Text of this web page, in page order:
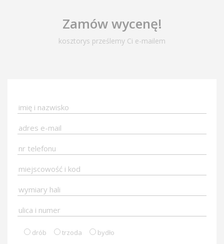
Zamów wycenę!
kosztorys prześlemy Ci e-mailem
drób trzoda bydło